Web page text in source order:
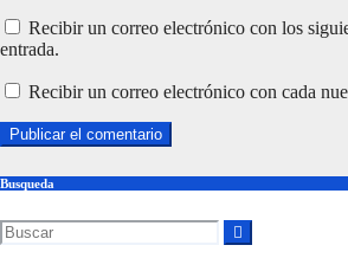
Recibir un correo electrónico con los
entrada.
Recibir un correo electrónico con cada
Busqueda